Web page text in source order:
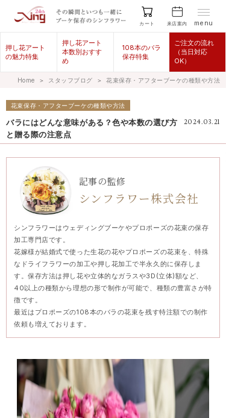
カート 来店案内 menu
押し花アート
の魅力特集
押し花アート
本数別おすす
め
108本のバラ
保存特集
ご注文の流れ
（当日対応
OK）
Home ＞ スタッフブログ ＞ 花束保存・アフターブーケの種類や方法
花束保存・アフターブーケの種類や方法
2024.03.21
バラにはどんな意味がある？色や本数の選び方
と贈る際の注意点
記事の監修
シンフラワー株式会社
シンフラワーはウェディングブーケやプロポーズの花束の保存
加工専門店です。
花嫁様が結婚式で使った生花の花やプロポーズの花束を、特殊
なドライフラワーの加工や押し花加工で半永久的に保存しま
す。保存方法は押し花や立体的なガラスや3D(立体)額など、
40以上の種類から理想の形で制作が可能で、種類の豊富さが特
徴です。
最近はプロポーズの108本のバラの花束を残す特注額での制作
依頼も増えております。